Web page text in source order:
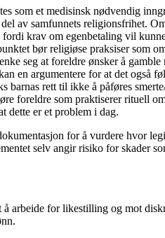
som et medisinsk nødvendig
av samfunnets religionsfrihet.
fordi krav om egenbetaling vil
bør religiøse praksiser som
seg at foreldre ønsker å gamble
en argumentere for at det også
barnas rett til ikke å påføres
foreldre som praktiserer rituell
dette er et problem i dag.
for å vurdere hvor
selv angir risiko for skader
arbeide for likestilling og mot